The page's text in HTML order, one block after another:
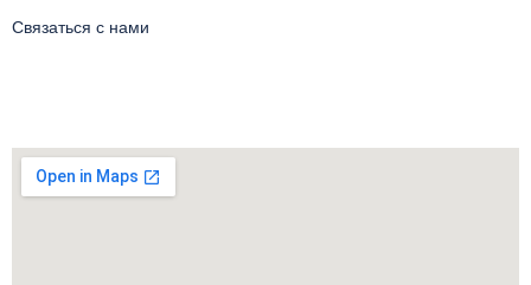
Связаться с нами